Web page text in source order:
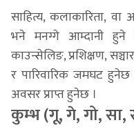
साहित्य, कलाकारिता,
भने मनग्गे आम्दानी
काउन्सेलिङ, प्रशिक्षण,
र पारिवारिक जमघट हुनेछ
अवसर प्राप्त हुनेछ ।
कुम्भ (गू, गे, गो, सा,